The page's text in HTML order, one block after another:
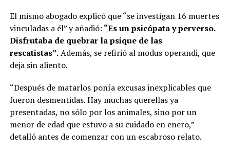
El mismo abogado explicó que “se investigan 16 muertes
vinculadas a él” y añadió: “Es un psicópata y perverso.
Disfrutaba de quebrar la psique de las
rescatistas”.Además, se refirió al modus operandi, que
deja sin aliento.
“Después de matarlos ponía excusas inexplicables que
fueron desmentidas. Hay muchas querellas ya
presentadas, no sólo por los animales, sino por un
menor de edad que estuvo a su cuidado en enero,”
detalló antes de comenzar con un escabroso relato.